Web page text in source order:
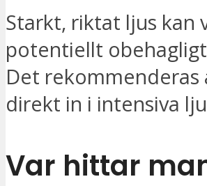
Starkt, riktat ljus kan
potentiellt
Det
direkt in i intensiva
Var hittar